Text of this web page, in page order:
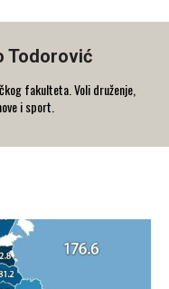
Todorović
fakulteta. Voli druženje,
i sport.